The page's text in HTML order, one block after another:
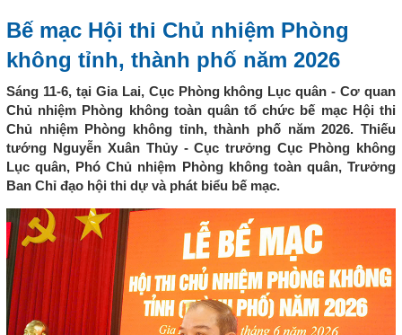
Bế mạc Hội thi Chủ nhiệm Phòng
không tỉnh, thành phố năm 2026
Sáng 11-6, tại Gia Lai, Cục Phòng không Lục quân - Cơ quan
Chủ nhiệm Phòng không toàn quân tổ chức bế mạc Hội thi
Chủ nhiệm Phòng không tỉnh, thành phố năm 2026. Thiếu
tướng Nguyễn Xuân Thủy - Cục trưởng Cục Phòng không
Lục quân, Phó Chủ nhiệm Phòng không toàn quân, Trưởng
Ban Chỉ đạo hội thi dự và phát biểu bế mạc.